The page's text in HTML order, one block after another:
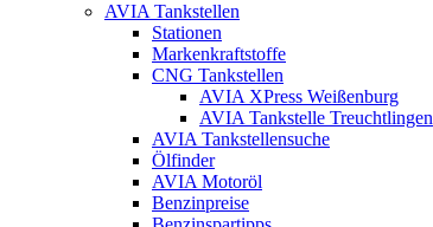
AVIA Tankstellen
Stationen
Markenkraftstoffe
CNG Tankstellen
AVIA XPress Weißenburg
AVIA Tankstelle Treuchtlingen
AVIA Tankstellensuche
Ölfinder
AVIA Motoröl
Benzinpreise